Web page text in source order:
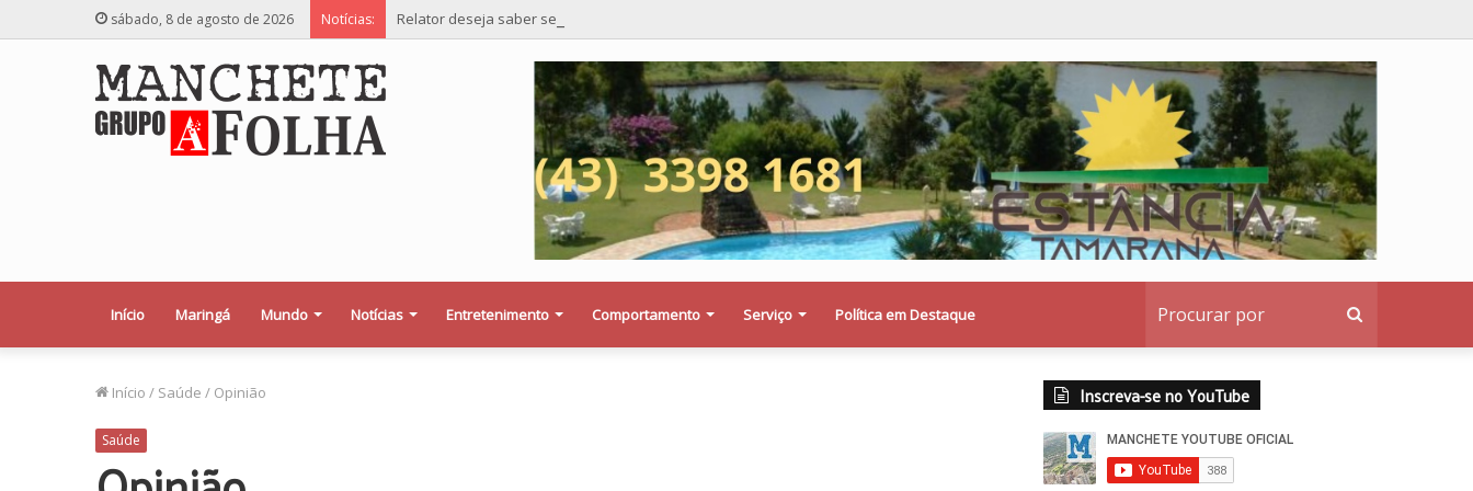
sábado, 8 de agosto de 2026 Notícias: Relator deseja saber se a Procuradoria Jurídica da Câmara de Maringá deu orientação institucional ao denunciante
Início Maringá Mundo Notícias Entretenimento Comportamento Serviço Política em Destaque
Início / Saúde / Opinião
Saúde
Inscreva-se no YouTube